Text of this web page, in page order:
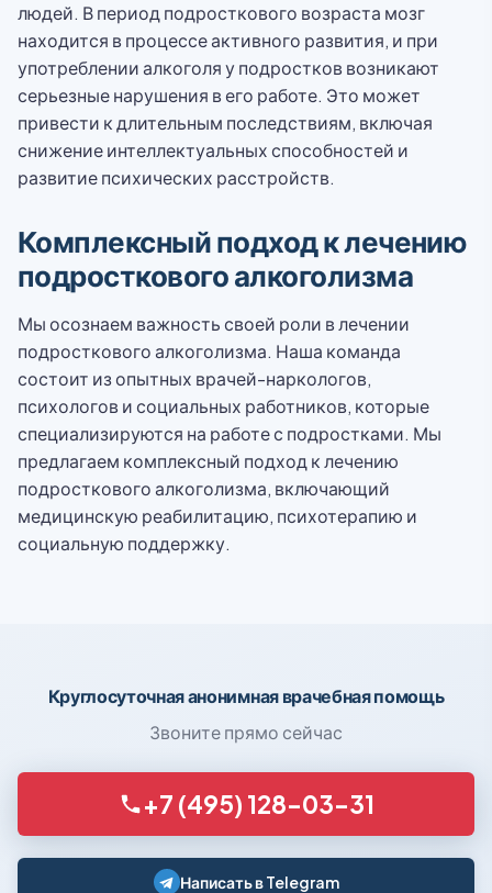
людей. В период подросткового возраста мозг
находится в процессе активного развития, и при
употреблении алкоголя у подростков возникают
серьезные нарушения в его работе. Это может
привести к длительным последствиям, включая
снижение интеллектуальных способностей и
развитие психических расстройств.
Комплексный подход к лечению
подросткового алкоголизма
Мы осознаем важность своей роли в лечении
подросткового алкоголизма. Наша команда
состоит из опытных врачей-наркологов,
психологов и социальных работников, которые
специализируются на работе с подростками. Мы
предлагаем комплексный подход к лечению
подросткового алкоголизма, включающий
медицинскую реабилитацию, психотерапию и
социальную поддержку.
Круглосуточная анонимная врачебная помощь
Звоните прямо сейчас
+7 (495) 128-03-31
Написать в Telegram